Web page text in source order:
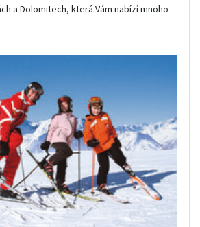
a Dolomitech, která Vám nabízí mnoho
ceně,
jezer,
na horách
orientační cena v Kč: